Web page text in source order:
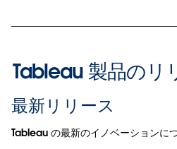
Tableau 製品のリ
最新リリース
Tableau の最新のイノベーションに